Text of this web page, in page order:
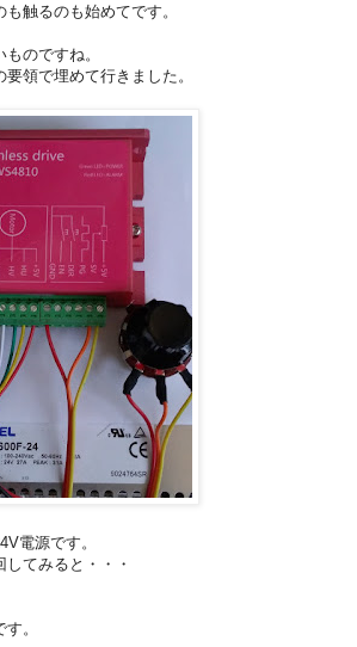
触るのも始めてです。
のですね。
領で埋めて行きました。
電源です。
てみると・・・
。